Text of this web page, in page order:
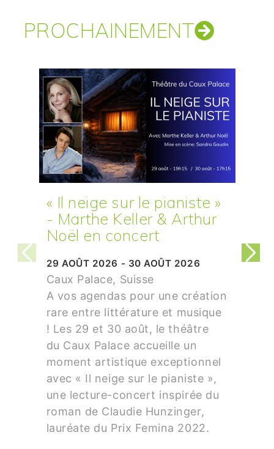
PROCHAINEMENT
« Il neige sur le pianiste »
- Marthe Keller & Arthur
Noël en concert
29 AOÛT 2026 - 30 AOÛT 2026
Caux Palace, Suisse
A vos agendas pour une création
rare entre littérature et musique
! Les 29 et 30 août, le théâtre
du Caux Palace accueille un
moment artistique exceptionnel
avec « Il neige sur le pianiste »,
une lecture-concert inspirée du
roman de Claudie Hunzinger,
lauréate du Prix Femina 2022.